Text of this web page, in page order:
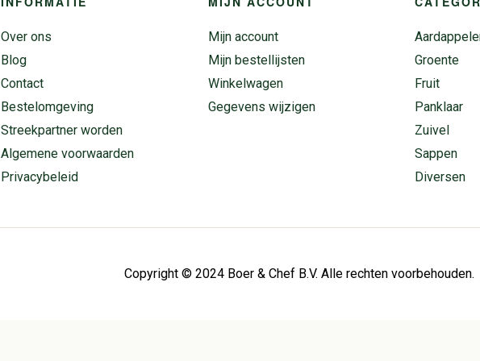
Over ons
Blog
Contact
Bestelomgeving
Streekpartner worden
Algemene voorwaarden
Privacybeleid
Mijn account
Mijn bestellijsten
Winkelwagen
Gegevens wijzigen
Groente
Fruit
Panklaar
Zuivel
Sappen
Diversen
Copyright © 2024 Boer & Chef B.V. Alle rechten voorbehouden.